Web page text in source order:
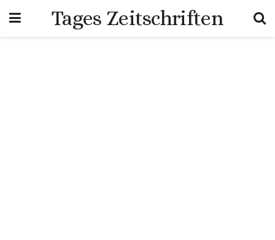
Tages Zeitschriften